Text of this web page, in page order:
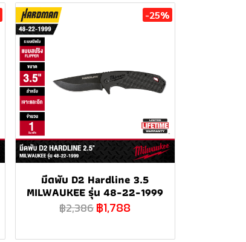
-25%
มีดพับ D2 Hardline 3.5
MILWAUKEE รุ่น 48-22-1999
฿2,386฿1,788